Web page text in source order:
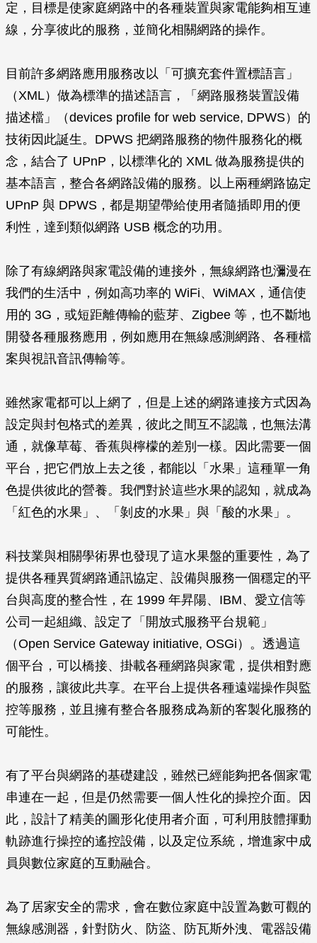
定，目標是使家庭網路中的各種裝置與家電能夠相互連
線，分享彼此的服務，並簡化相關網路的操作。
目前許多網路應用服務改以「可擴充套件置標語言」
（XML）做為標準的描述語言，「網路服務裝置設備
描述檔」（devices profile for web service, DPWS）的
技術因此誕生。DPWS 把網路服務的物件服務化的概
念，結合了 UPnP，以標準化的 XML 做為服務提供的
基本語言，整合各網路設備的服務。以上兩種網路協定
UPnP 與 DPWS，都是期望帶給使用者隨插即用的便
利性，達到類似網路 USB 概念的功用。
除了有線網路與家電設備的連接外，無線網路也瀰漫在
我們的生活中，例如高功率的 WiFi、WiMAX，通信使
用的 3G，或短距離傳輸的藍芽、Zigbee 等，也不斷地
開發各種服務應用，例如應用在無線感測網路、各種檔
案與視訊音訊傳輸等。
雖然家電都可以上網了，但是上述的網路連接方式因為
設定與封包格式的差異，彼此之間互不認識，也無法溝
通，就像草莓、香蕉與檸檬的差別一樣。因此需要一個
平台，把它們放上去之後，都能以「水果」這種單一角
色提供彼此的營養。我們對於這些水果的認知，就成為
「紅色的水果」、「剝皮的水果」與「酸的水果」。
科技業與相關學術界也發現了這水果盤的重要性，為了
提供各種異質網路通訊協定、設備與服務一個穩定的平
台與高度的整合性，在 1999 年昇陽、IBM、愛立信等
公司一起組織、設定了「開放式服務平台規範」
（Open Service Gateway initiative, OSGi）。透過這
個平台，可以橋接、掛載各種網路與家電，提供相對應
的服務，讓彼此共享。在平台上提供各種遠端操作與監
控等服務，並且擁有整合各服務成為新的客製化服務的
可能性。
有了平台與網路的基礎建設，雖然已經能夠把各個家電
串連在一起，但是仍然需要一個人性化的操控介面。因
此，設計了精美的圖形化使用者介面，可利用肢體揮動
軌跡進行操控的遙控設備，以及定位系統，增進家中成
員與數位家庭的互動融合。
為了居家安全的需求，會在數位家庭中設置為數可觀的
無線感測器，針對防火、防盜、防瓦斯外洩、電器設備